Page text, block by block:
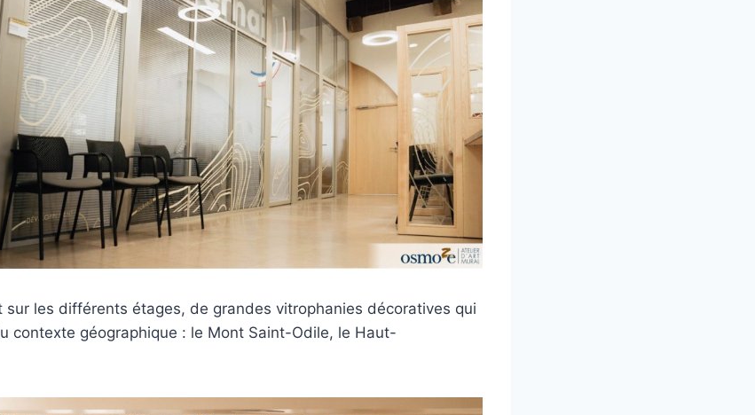
sur les différents étages, de grandes vitrophanies décoratives qui
contexte géographique : le Mont Saint-Odile, le Haut-